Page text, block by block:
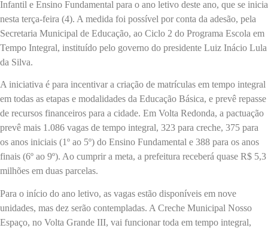
Infantil e Ensino Fundamental para o ano letivo deste ano, que se inicia
nesta terça-feira (4). A medida foi possível por conta da adesão, pela
Secretaria Municipal de Educação, ao Ciclo 2 do Programa Escola em
Tempo Integral, instituído pelo governo do presidente Luiz Inácio Lula
da Silva.
A iniciativa é para incentivar a criação de matrículas em tempo integral
em todas as etapas e modalidades da Educação Básica, e prevê repasse
de recursos financeiros para a cidade. Em Volta Redonda, a pactuação
prevê mais 1.086 vagas de tempo integral, 323 para creche, 375 para
os anos iniciais (1º ao 5º) do Ensino Fundamental e 388 para os anos
finais (6º ao 9º). Ao cumprir a meta, a prefeitura receberá quase R$ 5,3
milhões em duas parcelas.
Para o início do ano letivo, as vagas estão disponíveis em nove
unidades, mas dez serão contempladas. A Creche Municipal Nosso
Espaço, no Volta Grande III, vai funcionar toda em tempo integral,